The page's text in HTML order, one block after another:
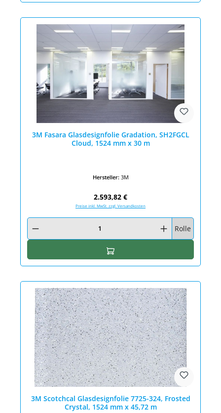
3M Fasara Glasdesignfolie Gradation, SH2FGCL
Cloud, 1524 mm x 30 m
Hersteller: 3M
Regulärer Preis:
2.593,82 €
Preise inkl. MwSt. zzgl. Versandkosten
Produkt Anzahl: Gib den gewünschten Wert ein oder benutze die
Rolle
In den Warenkorb
3M Scotchcal Glasdesignfolie 7725-324, Frosted
Crystal, 1524 mm x 45,72 m